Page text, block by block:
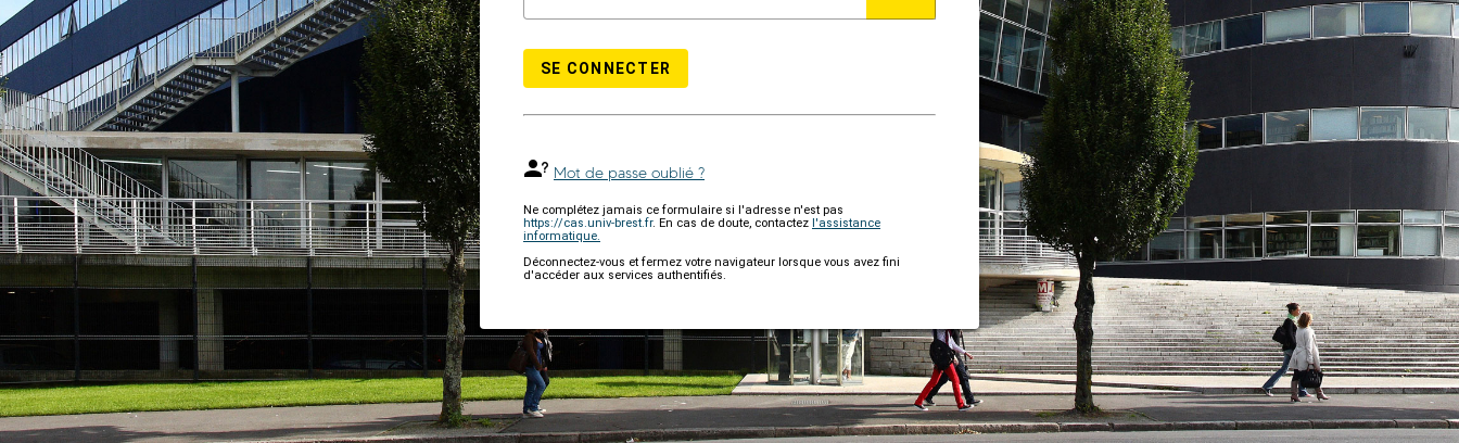
SE CONNECTER
Mot de passe oublié ?
Ne complétez jamais ce formulaire si l'adresse n'est pas
https://cas.univ-brest.fr. En cas de doute, contactez l'assistance
informatique.
Déconnectez-vous et fermez votre navigateur lorsque vous avez fini
d'accéder aux services authentifiés.